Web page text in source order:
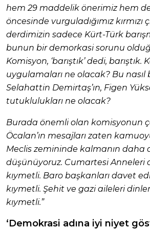
hem 29 maddelik önerimiz hem
öncesinde vurguladığımız kırmızı
derdimizin sadece Kürt-Türk
bunun bir demorkasi sorunu
Komisyon, ‘barıştık’ dedi, barıştık.
uygulamaları ne olacak? Bu nasıl
Selahattin Demirtaş’ın, Figen
tutuklulukları ne olacak?
Burada önemli olan komisyonun
Öcalan’ın mesajları zaten
Meclis zemininde kalmanın daha
düşünüyoruz. Cumartesi Anneleri
kıymetli. Baro başkanları davet
kıymetli. Şehit ve gazi aileleri
kıymetli.”
‘Demokrasi adına iyi niyet